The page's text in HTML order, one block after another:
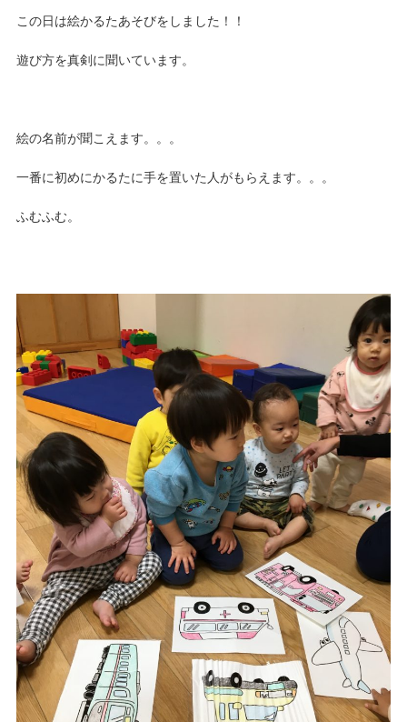
この日は絵かるたあそびをしました！！
遊び方を真剣に聞いています。
絵の名前が聞こえます。。。
一番に初めにかるたに手を置いた人がもらえます。。。
ふむふむ。